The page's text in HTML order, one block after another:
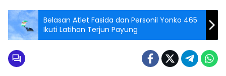
Belasan Atlet Fasida dan Personil Yonko 465
Ikuti Latihan Terjun Payung